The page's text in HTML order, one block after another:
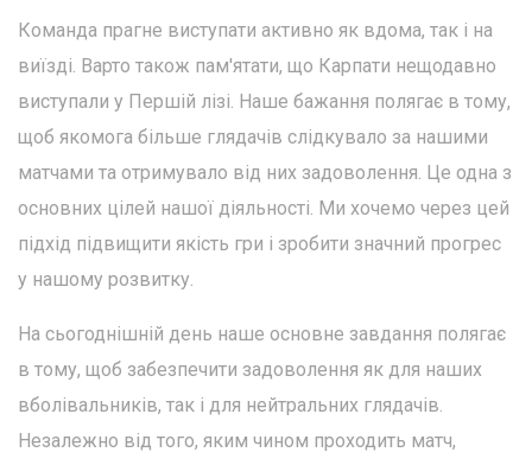
Команда прагне виступати активно як вдома, так і на
виїзді. Варто також пам'ятати, що Карпати нещодавно
виступали у Першій лізі. Наше бажання полягає в тому,
щоб якомога більше глядачів слідкувало за нашими
матчами та отримувало від них задоволення. Це одна з
основних цілей нашої діяльності. Ми хочемо через цей
підхід підвищити якість гри і зробити значний прогрес
у нашому розвитку.
На сьогоднішній день наше основне завдання полягає
в тому, щоб забезпечити задоволення як для наших
вболівальників, так і для нейтральних глядачів.
Незалежно від того, яким чином проходить матч,